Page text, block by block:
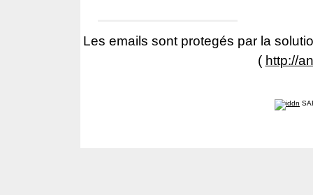
Les emails sont protegés par la
( http://